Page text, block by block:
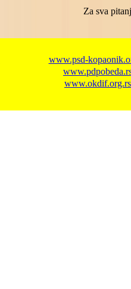
Za sva
www.psd-
www.okdif.org.rs